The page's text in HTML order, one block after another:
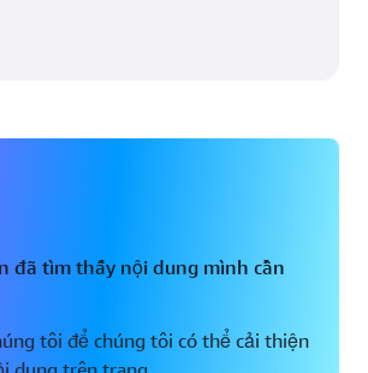
đã tìm thấy nội dung mình cần
tôi để chúng tôi có thể cải thiện